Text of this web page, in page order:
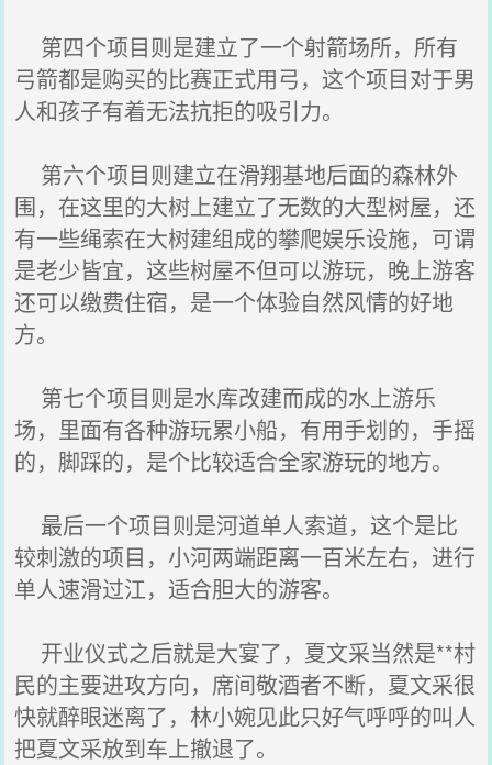
第四个项目则是建立了一个射箭场所，所有
弓箭都是购买的比赛正式用弓，这个项目对于男
人和孩子有着无法抗拒的吸引力。
第六个项目则建立在滑翔基地后面的森林外
围，在这里的大树上建立了无数的大型树屋，还
有一些绳索在大树建组成的攀爬娱乐设施，可谓
是老少皆宜，这些树屋不但可以游玩，晚上游客
还可以缴费住宿，是一个体验自然风情的好地
方。
第七个项目则是水库改建而成的水上游乐
场，里面有各种游玩累小船，有用手划的，手摇
的，脚踩的，是个比较适合全家游玩的地方。
最后一个项目则是河道单人索道，这个是比
较刺激的项目，小河两端距离一百米左右，进行
单人速滑过江，适合胆大的游客。
开业仪式之后就是大宴了，夏文采当然是**村
民的主要进攻方向，席间敬酒者不断，夏文采很
快就醉眼迷离了，林小婉见此只好气呼呼的叫人
把夏文采放到车上撤退了。